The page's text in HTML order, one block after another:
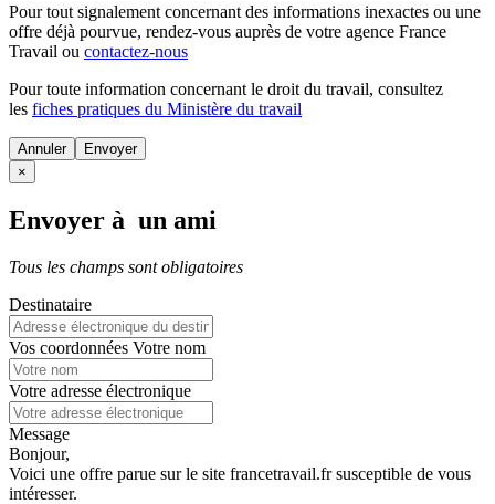
Pour tout signalement concernant des informations inexactes ou une
offre déjà pourvue, rendez-vous auprès de votre agence France
Travail ou contactez-nous
Pour toute information concernant le droit du travail, consultez
les fiches pratiques du Ministère du travail
Annuler
×
Envoyer à un ami
Tous les champs sont obligatoires
Destinataire
Vos coordonnées Votre nom
Votre adresse électronique
Message
Bonjour,
Voici une offre parue sur le site francetravail.fr susceptible de vous
intéresser.